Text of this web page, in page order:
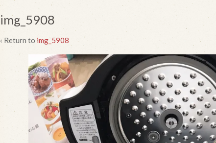
img_5908
‹ Return to img_5908